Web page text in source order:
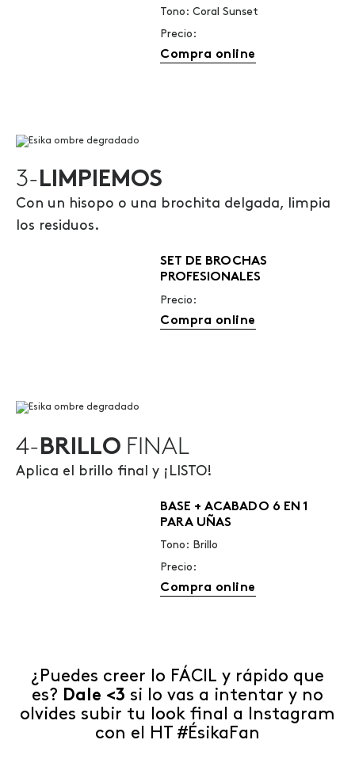
Tono: Coral Sunset
Precio:
Compra online
3-LIMPIEMOS
Con un hisopo o una brochita delgada, limpia
los residuos.
SET DE BROCHAS
PROFESIONALES
Precio:
Compra online
4-BRILLO FINAL
Aplica el brillo final y ¡LISTO!
BASE + ACABADO 6 EN 1
PARA UÑAS
Tono: Brillo
Precio:
Compra online
¿Puedes creer lo FÁCIL y rápido que
es? Dale <3 si lo vas a intentar y no
olvides subir tu look final a Instagram
con el HT #ÉsikaFan